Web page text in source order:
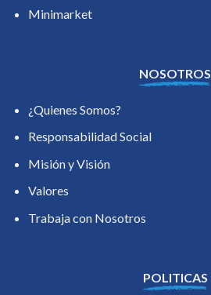
Minimarket
NOSOTROS
¿Quienes Somos?
Responsabilidad Social
Misión y Visión
Valores
Trabaja con Nosotros
POLITICAS